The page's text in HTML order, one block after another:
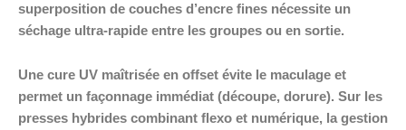
superposition de couches d’encre fines nécessite un
séchage ultra-rapide entre les groupes ou en sortie.
Une cure UV maîtrisée en offset évite le maculage et
permet un façonnage immédiat (découpe, dorure). Sur les
presses hybrides combinant flexo et numérique, la gestion